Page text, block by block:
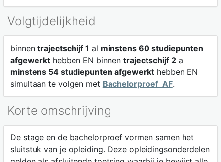
Volgtijdelijkheid
binnen trajectschijf 1 al minstens 60 studiepunten
afgewerkthebben EN binnen trajectschijf 2al
minstens 54 studiepunten afgewerkthebben EN
simultaan te volgen met Bachelorproef_AF.
Korte omschrijving
De stage en de bachelorproef vormen samen het
sluitstuk van je opleiding. Deze opleidingsonderdelen